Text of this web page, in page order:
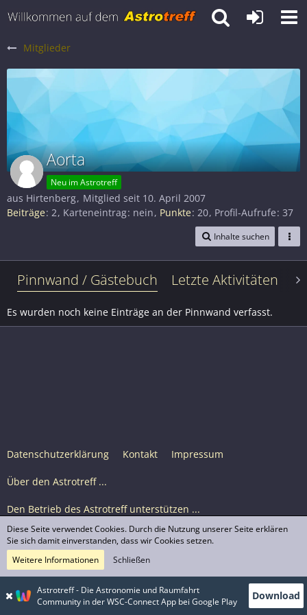
Mitglieder
Aorta
Neu im Astrotreff
aus Hirtenberg Mitglied seit 10. April 2007
Beiträge 2 Karteneintrag nein Punkte 20 Profil-Aufrufe 37
Inhalte suchen
Pinnwand / Gästebuch Letzte Aktivitäten
Es wurden noch keine Einträge an der Pinnwand verfasst.
Datenschutzerklärung Kontakt Impressum
Über den Astrotreff ...
Den Betrieb des Astrotreff unterstützen ...
Nutzungsbedingungen
© Astrotreff 2001-2026, lizenziert unter CC BY-SA,
sofern für einzelne Inhalte nicht anders angegeben
Astrotreff - Die Astronomie und Raumfahrt
Community in der WSC-Connect App bei Google Play
Download
Diese Seite verwendet Cookies. Durch die Nutzung unserer Seite erklären
Sie sich damit einverstanden, dass wir Cookies setzen.
Weitere Informationen
Schließen